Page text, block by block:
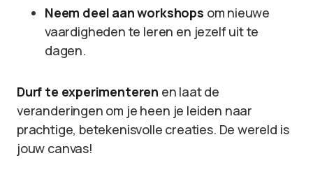
Neem deel aan workshops om nieuwe
vaardigheden te leren en jezelf uit te
dagen.
Durf te experimenteren en laat de
veranderingen om je heen je leiden naar
prachtige, betekenisvolle creaties. De wereld is
jouw canvas!